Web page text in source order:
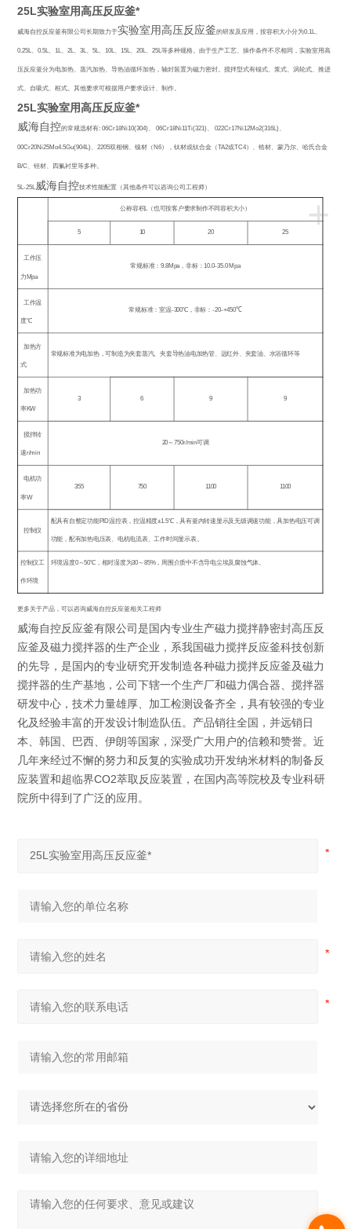
25L实验室用高压反应釜*
威海自控反应釜有限公司长期致力于实验室用高压反应釜的研发及应用，按容积大小分为0.1L、
0.25L、0.5L、1L、2L、3L、5L、10L、15L、20L、25L等多种规格。由于生产工艺、操作条件不尽相同，实验室用高
压反应釜分为电加热、蒸汽加热、导热油循环加热，轴封装置为磁力密封。搅拌型式有锚式、浆式、涡轮式、推进
式、自吸式、框式。其他要求可根据用户要求设计、制作。
25L实验室用高压反应釜*
威海自控的常规选材有: 06Cr18Ni10(304) 、06Cr18Ni11Ti(321) 、022Cr17Ni12Mo2(316L) 、
00Cr20Ni25Mo4.5Gu(904L) 、2205双相钢、镍材（ N6），钛材或钛合金（TA2或TC4）、锆材、蒙乃尔、哈氏合金
B/C、钽材、四氟衬里等多种。
5L-25L 威海自控技术性能配置（其他条件可以咨询公司工程师）
+
公称容积L （也可按客户要求制作不同容积大小）
5 10 20 25
工作压
力 Mpa
常规标准：9.8Mpa，非标：10.0-35.0 Mpa
工作温
度℃
常规标准：室温-300℃ ，非标：-20-+450℃
加热方
式
常规标准为电加热，可制造为夹套蒸汽、夹套导热油电加热管、远红外、夹套油、水浴循环等
加热功
率KW
3 6 9 9
搅拌转
速r/min
20 ～750r/min可调
电机功
率W
355 750 1100 1100
控制仪
配具有自整定功能PID温控表，控温精度±1.5℃，具有釜内转速显示及无级调速功能，具加热电压可调
功能，配有加热电压表、电机电流表、工作时间显示表。
控制仪工
作环境
环境温度0～50℃ ，相对湿度为30 ～85%，周围介质中不含导电尘埃及腐蚀气体。
更多关于产品，可以咨询威海自控反应釜相关工程师
威海自控反应釜有限公司是国内专业生产磁力搅拌静密封高压反
应釜及磁力搅拌器的生产企业，系我国磁力搅拌反应釜科技创新
的先导，是国内的专业研究开发制造各种磁力搅拌反应釜及磁力
搅拌器的生产基地，公司下辖一个生产厂和磁力偶合器、搅拌器
研发中心，技术力量雄厚、加工检测设备齐全，具有较强的专业
化及经验丰富的开发设计制造队伍。产品销往全国，并远销日
本、韩国、巴西、伊朗等国家，深受广大用户的信赖和赞誉。近
几年来经过不懈的努力和反复的实验成功开发纳米材料的制备反
应装置和超临界CO2萃取反应装置，在国内高等院校及专业科研
院所中得到了广泛的应用。